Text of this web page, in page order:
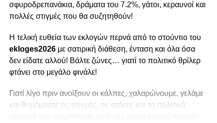
σφυροδρεπανάκια, δράματα του 7.2%, γάτοι, κεραυνοί και
πολλές στιγμές που θα συζητηθούν!
Η τελική ευθεία των εκλογών περνά από το στούντιο του
ekloges2026με σατιρική διάθεση, ένταση και όλα όσα
δεν είδατε αλλού! Βάλτε ζώνες… γιατί το πολιτικό θρίλερ
φτάνει στο μεγάλο φινάλε!
Γιατί λίγο πριν ανοίξουν οι κάλπες, χαλαρώνουμε, γελάμε
και θυμόμαστε τις στιγμές, τις ατάκες και τα πολιτικά